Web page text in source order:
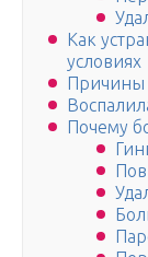
Как
условиях
Причины
Почему